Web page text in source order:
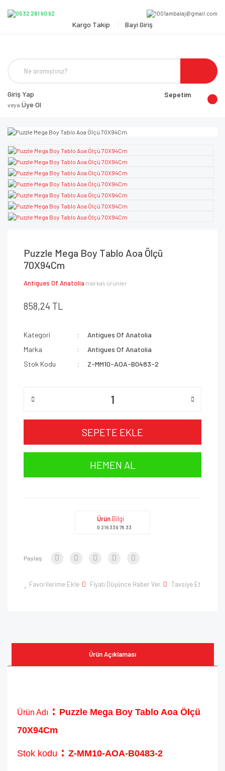
Kargo Takip Bayi Giriş
Giriş Yap
veya Üye Ol
Sepetim
Puzzle Mega Boy Tablo Aoa Ölçü
70X94Cm
Antigues Of Anatolia markalı ürünler
858,24 TL
Kategori
Antigues Of Anatolia
Marka
Antigues Of Anatolia
Stok Kodu
Z-MM10-AOA-B0483-2
SEPETE EKLE
HEMEN AL
Ürün Bilgi
0 216 339 78 33
Paylaş:
Favorilerime Ekle Fiyatı Düşünce Haber Ver Tavsiye Et
Ürün Açıklaması
Ürün Adı : Puzzle Mega Boy Tablo Aoa Ölçü
70X94Cm
Stok kodu : Z-MM10-AOA-B0483-2